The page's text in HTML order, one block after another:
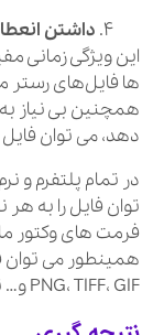
داشتن
این ویژگی زمانی
ها فایل‌های رستر
همچنین بی نیاز
دهد، می‌ توان فایل
در تمام پلتفرم و
توان فایل را به
PNG، TIFF، GIF و… تبدیل کرد.